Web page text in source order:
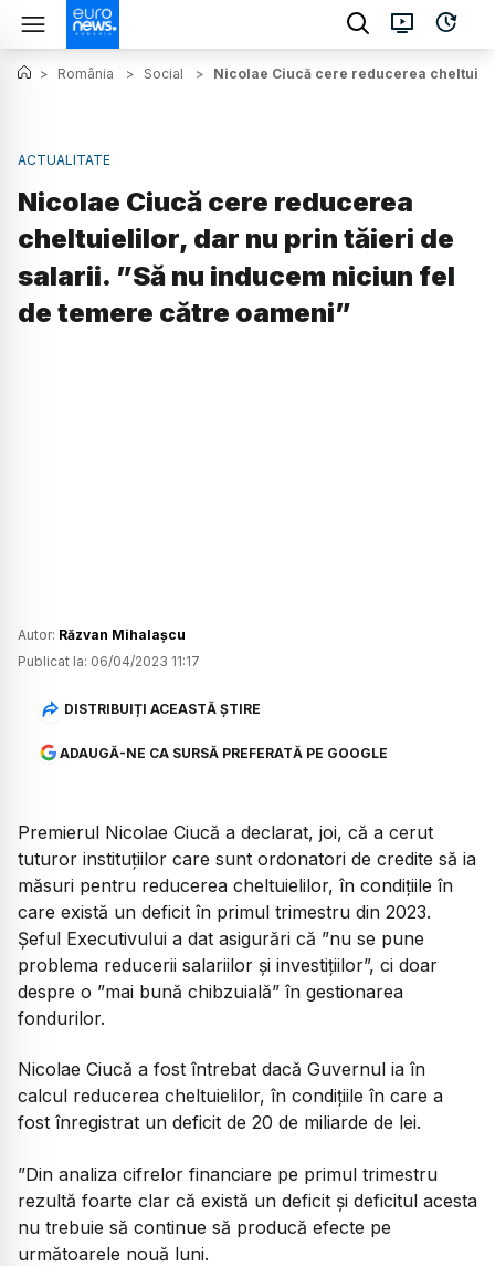
> România > Social > Nicolae Ciucă cere reducerea
ACTUALITATE
Nicolae Ciucă cere reducerea
cheltuielilor, dar nu prin tăieri de
salarii. ”Să nu inducem niciun fel
de temere către oameni”
Autor: Răzvan Mihalașcu
Publicat la: 06/04/2023 11:17
DISTRIBUIȚI ACEASTĂ ȘTIRE
ADAUGĂ-NE CA SURSĂ PREFERATĂ PE GOOGLE
Premierul Nicolae Ciucă a declarat, joi, că a cerut
tuturor instituțiilor care sunt ordonatori de credite să ia
măsuri pentru reducerea cheltuielilor, în condițiile în
care există un deficit în primul trimestru din 2023.
Șeful Executivului a dat asigurări că ”nu se pune
problema reducerii salariilor și investițiilor”, ci doar
despre o ”mai bună chibzuială” în gestionarea
fondurilor.
Nicolae Ciucă a fost întrebat dacă Guvernul ia în
calcul reducerea cheltuielilor, în condițiile în care a
fost înregistrat un deficit de 20 de miliarde de lei.
”Din analiza cifrelor financiare pe primul trimestru
rezultă foarte clar că există un deficit și deficitul acesta
nu trebuie să continue să producă efecte pe
următoarele nouă luni.